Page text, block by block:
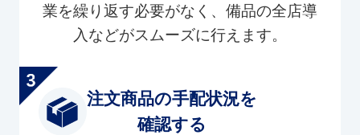
業を繰り返す必要がなく、備品の全店導
入などがスムーズに行えます。
注文商品の手配状況を
確認する